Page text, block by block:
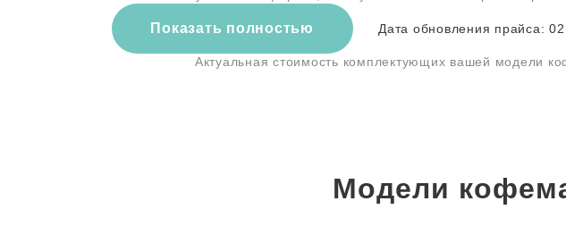
Показать полностью Дата обновления прайса:
Актуальная стоимость комплектующих вашей модели
Модели